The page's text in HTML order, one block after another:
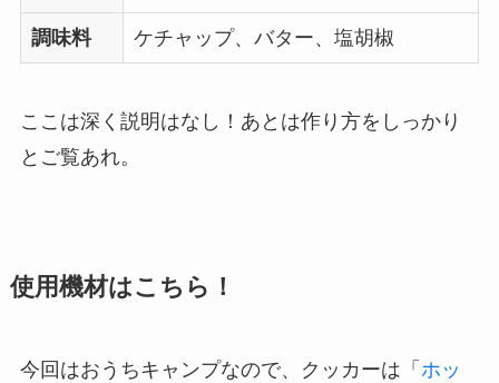
調味料 ケチャップ、バター、塩胡椒
ここは深く説明はなし！あとは作り方をしっかり
とご覧あれ。
使用機材はこちら！
今回はおうちキャンプなので、クッカーは「 ホッ